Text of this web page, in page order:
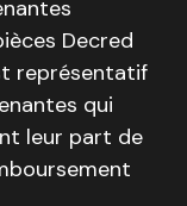
Decred
représentatif
qui
leur part de